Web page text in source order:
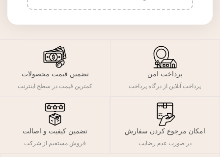
پرداخت امن
پرداخت آنلاین از درگاه پرداخت
تضمین قیمت محصولات
کمترین قیمت در سطح اینترنت
امکان مرجوع کردن سفارش
در صورت عدم رضایت
تضمین کیفیت و اصالت
فروش مستقیم از شرکت